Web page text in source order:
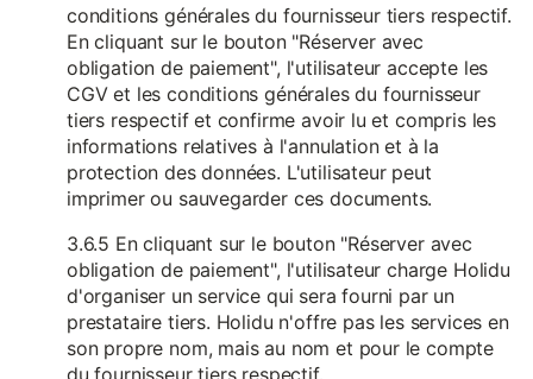
conditions générales du fournisseur tiers respectif.
En cliquant sur le bouton "Réserver avec
obligation de paiement", l'utilisateur accepte les
CGV et les conditions générales du fournisseur
tiers respectif et confirme avoir lu et compris les
informations relatives à l'annulation et à la
protection des données. L'utilisateur peut
imprimer ou sauvegarder ces documents.
3.6.5 En cliquant sur le bouton "Réserver avec
obligation de paiement", l'utilisateur charge Holidu
d'organiser un service qui sera fourni par un
prestataire tiers. Holidu n'offre pas les services en
son propre nom, mais au nom et pour le compte